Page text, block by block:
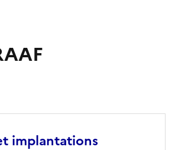
implantations